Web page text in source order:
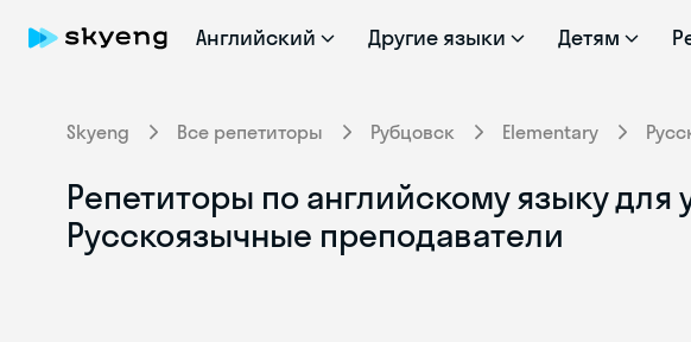
Английский Другие языки Детям
Skyeng Все репетиторы Рубцовск Elementary
Репетиторы по английскому языку для
Русскоязычные преподаватели